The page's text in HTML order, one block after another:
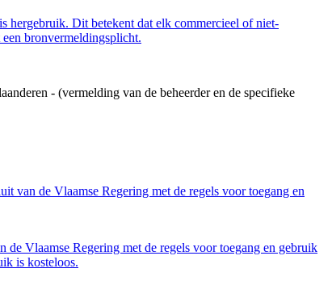
hergebruik. Dit betekent dat elk commercieel of niet-
bronvermeldingsplicht.
- (vermelding van de beheerder en de specifieke
van de Vlaamse Regering met de regels voor toegang en
Vlaamse Regering met de regels voor toegang en gebruik
is kosteloos.